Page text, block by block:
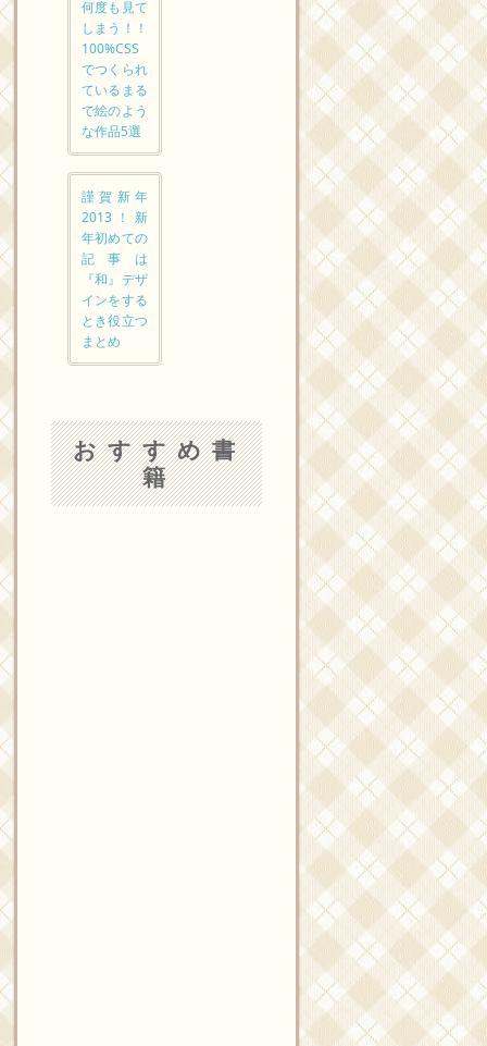
何度も見て
しまう！！
100%CSS
でつくられ
ているまる
で絵のよう
な作品5選
謹賀新年
2013！新
年初めての
記事は
『和』デザ
インをする
とき役立つ
まとめ
おすすめ書
籍